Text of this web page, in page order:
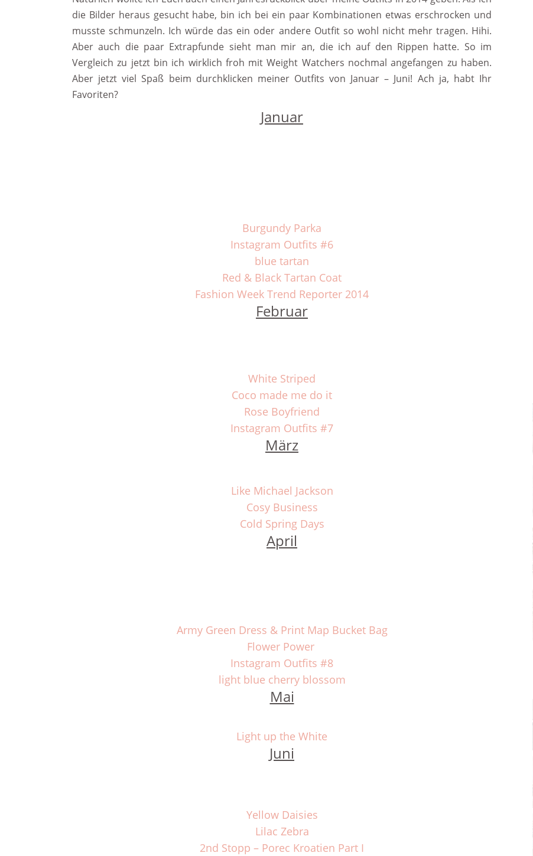
die Bilder heraus gesucht habe, bin ich bei ein paar Kombinationen etwas erschrocken und
musste schmunzeln. Ich würde das ein oder andere Outfit so wohl nicht mehr tragen. Hihi.
Aber auch die paar Extrapfunde sieht man mir an, die ich auf den Rippen hatte. So im
Vergleich zu jetzt bin ich wirklich froh mit Weight Watchers nochmal angefangen zu haben.
Aber jetzt viel Spaß beim durchklicken meiner Outfits von Januar – Juni! Ach ja, habt Ihr
Favoriten?
Januar
Burgundy Parka
Instagram Outfits #6
blue tartan
Red & Black Tartan Coat
Fashion Week Trend Reporter 2014
Februar
White Striped
Coco made me do it
Rose Boyfriend
Instagram Outfits #7
März
Like Michael Jackson
Cosy Business
Cold Spring Days
April
Army Green Dress & Print Map Bucket Bag
Flower Power
Instagram Outfits #8
light blue cherry blossom
Mai
Light up the White
Juni
Yellow Daisies
Lilac Zebra
2nd Stopp – Porec Kroatien Part I